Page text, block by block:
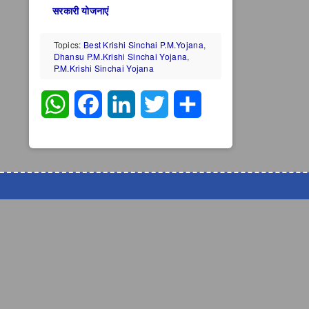
सरकारी योजनाएं
Topics: Best Krishi Sinchai P.M.yojana,
Dhansu P.M.krishi Sinchai Yojana,
P.M.krishi Sinchai Yojana
WhatsAppFacebookLinkedInTwitter